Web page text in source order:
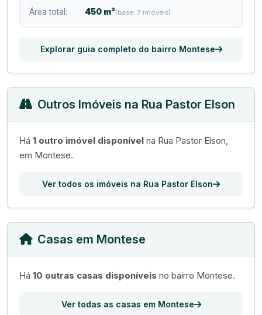
Área total: 450 m²(base: 7 imóveis)
Explorar guia completo do bairro Montese
Outros Imóveis na Rua Pastor Elson
Há 1 outro imóvel disponível na Rua Pastor Elson,
em Montese.
Ver todos os imóveis na Rua Pastor Elson
Casas em Montese
Há 10 outras casas disponíveis no bairro Montese.
Ver todas as casas em Montese